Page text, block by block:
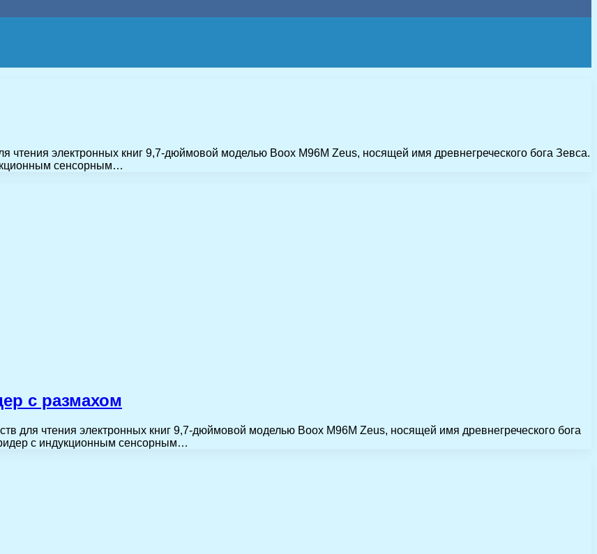
чтения электронных книг 9,7-дюймовой моделью Boox M96M Zeus, носящей имя древнегреческого бога Зевса.
сенсорным…
с размахом
для чтения электронных книг 9,7-дюймовой моделью Boox M96M Zeus, носящей имя древнегреческого бога
с индукционным сенсорным…